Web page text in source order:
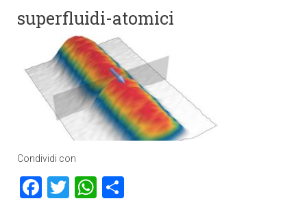
superfluidi-atomici
Condividi con
Facebook
TwitterWhatsApp